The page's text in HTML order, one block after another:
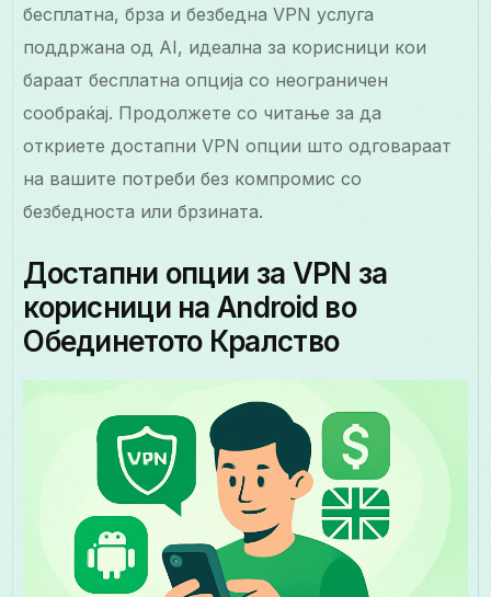
бесплатна, брза и безбедна VPN услуга
поддржана од AI, идеална за корисници кои
бараат бесплатна опција со неограничен
сообраќај. Продолжете со читање за да
откриете достапни VPN опции што одговараат
на вашите потреби без компромис со
безбедноста или брзината.
Достапни опции за VPN за
корисници на Android во
Обединетото Кралство